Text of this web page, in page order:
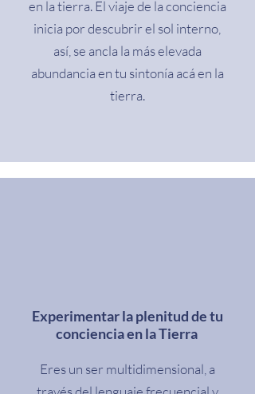
en la tierra. El viaje de la conciencia
inicia por descubrir el sol interno,
así, se ancla la más elevada
abundancia en tu sintonía acá en la
tierra.
Experimentar la plenitud de tu
conciencia en la Tierra
Eres un ser multidimensional, a